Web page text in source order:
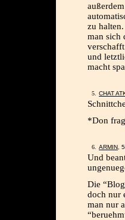
zu
man sich
und
macht
CHAT
*Don
ARMIN ,
Und
Die
doch nur
man nur